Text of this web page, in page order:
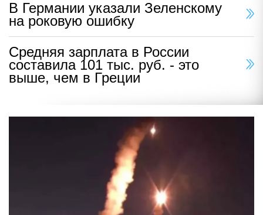
В Германии указали Зеленскому
на роковую ошибку
Средняя зарплата в России
составила 101 тыс. руб. - это
выше, чем в Греции